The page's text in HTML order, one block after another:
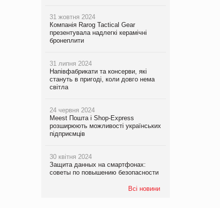
31 жовтня 2024
Компанія Rarog Tactical Gear
презентувала надлегкі керамічні
бронеплити
31 липня 2024
Напівфабрикати та консерви, які
стануть в пригоді, коли довго нема
світла
24 червня 2024
Meest Пошта і Shop-Express
розширюють можливості українських
підприємців
30 квітня 2024
Защита данных на смартфонах:
советы по повышению безопасности
Всі новини